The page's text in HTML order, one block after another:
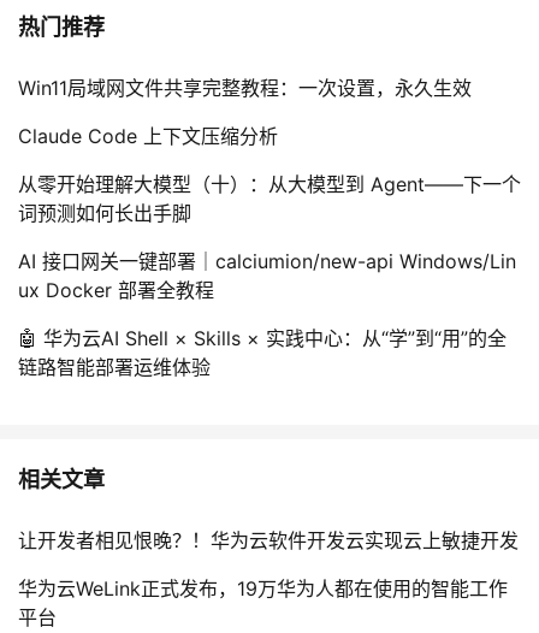
热门推荐
Win11局域网文件共享完整教程：一次设置，永久生效
Claude Code 上下文压缩分析
从零开始理解大模型（十）：从大模型到 Agent——下一个
词预测如何长出手脚
AI 接口网关一键部署｜calciumion/new-api Windows/Lin
ux Docker 部署全教程
🤖 华为云AI Shell × Skills × 实践中心：从“学”到“用”的全
链路智能部署运维体验
相关文章
让开发者相见恨晚？！华为云软件开发云实现云上敏捷开发
华为云WeLink正式发布，19万华为人都在使用的智能工作
平台